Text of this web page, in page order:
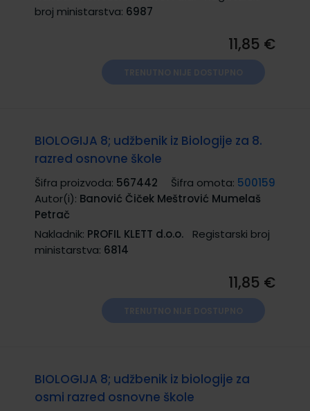
broj ministarstva: 6987
11,85 €
BIOLOGIJA 8; udžbenik iz Biologije za 8.
razred osnovne škole
Šifra proizvoda: 567442 Šifra omota: 500159
Autor(i): Banović Čiček Meštrović Mumelaš
Petrač
Nakladnik: PROFIL KLETT d.o.o.
Registarski broj
ministarstva: 6814
11,85 €
BIOLOGIJA 8; udžbenik iz biologije za
osmi razred osnovne škole